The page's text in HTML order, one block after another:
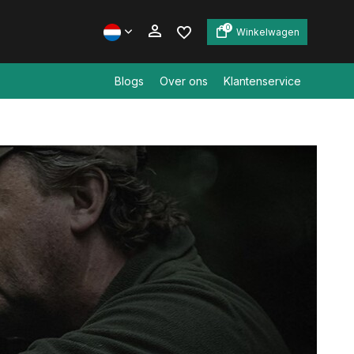
0 Winkelwagen
Blogs Over ons Klantenservice